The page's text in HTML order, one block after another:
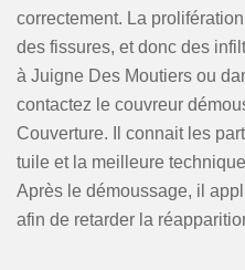
correctement. La
des fissures, et donc des
à Juigne Des Moutiers ou
contactez le couvreur
Couverture. Il connait les
tuile et la meilleure
Après le démoussage, il
afin de retarder la